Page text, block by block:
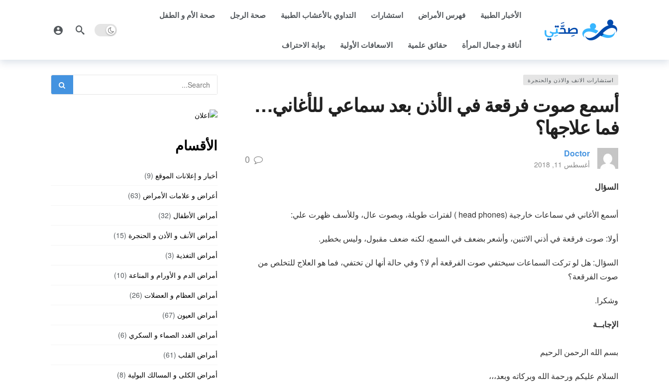
الأخبار الطبية فهرس الأمراض استشارات التداوي بالأعشاب الطبية صحة الرجل صحة الأم و الطفل
أناقة و جمال المرأة حقائق علمية الاسعافات الأولية بوابة الاحتراف
استشارات الانف والاذن والحنجرة
أسمع صوت فرقعة في الأذن بعد سماعي للأغاني…
فما علاجها؟
Doctor
أغسطس 11, 2018 0
السؤال
أسمع الأغاني في سماعات خارجية (head phones ) لفترات طويلة، وبصوت عال، وللأسف ظهرت علي:
أولا: صوت فرقعة في أذني الاثنين، وأشعر بضعف في السمع، لكنه ضعف مقبول، وليس بخطير.
السؤال: هل لو تركت السماعات سيختفي صوت الفرقعة أم لا؟ وفي حالة أنها لن تختفي، فما هو العلاج للتخلص من
صوت الفرقعة؟
وشكرا.
الإجابــة
بسم الله الرحمن الرحيم
السلام عليكم ورحمة الله وبركاته وبعد،،،
الأقسام
أخبار و إعلانات الموقع (9)
أعراض و علامات الأمراض (63)
أمراض الأطفال (32)
أمراض الأنف و الأذن و الحنجرة (15)
أمراض التغذية (3)
أمراض الدم و الأورام و المناعة (10)
أمراض العظام و العضلات (26)
أمراض العيون (67)
أمراض الغدد الصماء و السكري (6)
أمراض القلب (61)
أمراض الكلى و المسالك البولية (8)